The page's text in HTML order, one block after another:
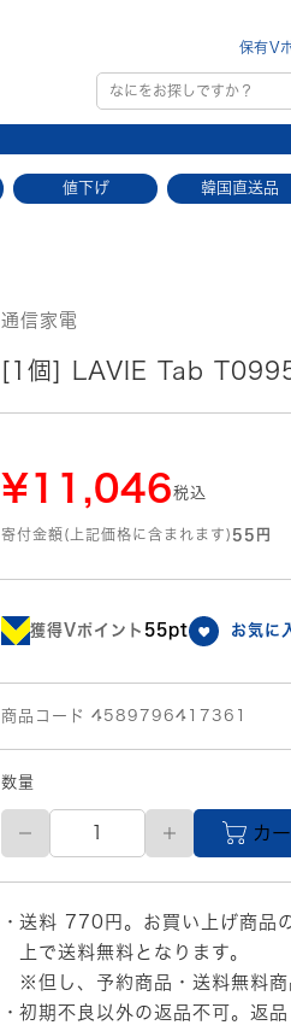
保有V
値下げ 韓国直送品
通信家電
[1個] LAVIE Tab
¥11,046税込
寄付金額(上記価格に含まれます) 55円
獲得Vポイント 55pt お気に
商品コード 4589796417361
数量
LAVIE
T0995
デ
タ
ル
ペ
ン
個
カ
送料 770円。お買い上げ商品
上で送料無料となります。
※但し、予約商品・送料無料商
初期不良以外の返品不可。返品